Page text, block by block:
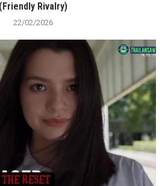
(Friendly Rivalry)
22/02/2026